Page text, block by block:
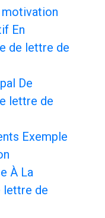
En
de lettre de
De
lettre de
Exemple
À La
lettre de